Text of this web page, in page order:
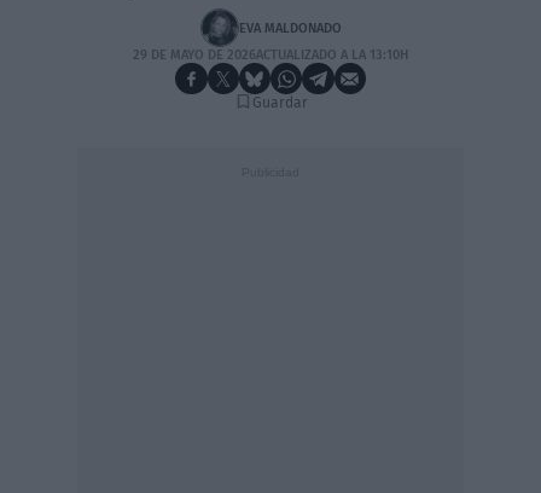
EVA MALDONADO
29 DE MAYO DE 2026ACTUALIZADO A LA 13:10H
Guardar